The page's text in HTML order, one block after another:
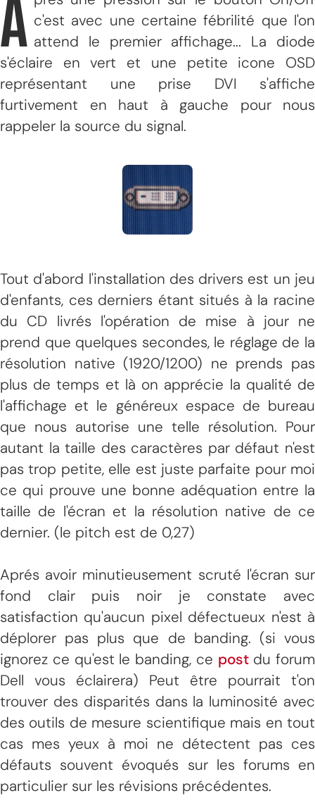
c'est avec une certaine fébrilité que l'on
attend le premier affichage... La diode
s'éclaire en vert et une petite icone OSD
représentant une prise DVI s'affiche
furtivement en haut à gauche pour nous
rappeler la source du signal.
Tout d'abord l'installation des drivers est un jeu
d'enfants, ces derniers étant situés à la racine
du CD livrés l'opération de mise à jour ne
prend que quelques secondes, le réglage de la
résolution native (1920/1200) ne prends pas
plus de temps et là on apprécie la qualité de
l'affichage et le généreux espace de bureau
que nous autorise une telle résolution. Pour
autant la taille des caractères par défaut n'est
pas trop petite, elle est juste parfaite pour moi
ce qui prouve une bonne adéquation entre la
taille de l'écran et la résolution native de ce
dernier. (le pitch est de 0,27)
Aprés avoir minutieusement scruté l'écran sur
fond clair puis noir je constate avec
satisfaction qu'aucun pixel défectueux n'est à
déplorer pas plus que de banding. (si vous
ignorez ce qu'est le banding, ce postdu forum
Dell vous éclairera) Peut être pourrait t'on
trouver des disparités dans la luminosité avec
des outils de mesure scientifique mais en tout
cas mes yeux à moi ne détectent pas ces
défauts souvent évoqués sur les forums en
particulier sur les révisions précédentes.